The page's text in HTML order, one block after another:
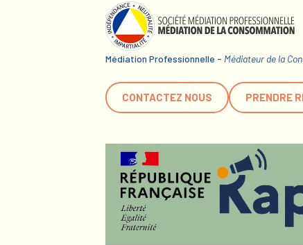
Médiation Professionnelle - Médiateur de la
CONTACTEZ NOUS PRENDRE